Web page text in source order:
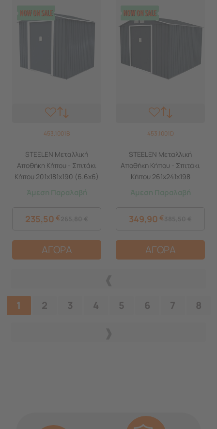
453.1001B
STEELEN Μεταλλική
Αποθήκη Κήπου - Σπιτάκι
Κήπου 201x181x190 (6.6x6)
3.3m² Γαλβανιζέ Polis Γκρι
Άμεση Παραλαβή
235,50 €
ΑΓΟΡΑ
453.1001D
STEELEN Μεταλλική
Αποθήκη Κήπου - Σπιτάκι
Κήπου 261x241x198
(8.6'x7.9') 5.8m² Γαλβανιζέ
Άμεση Παραλαβή
349,90 €
ΑΓΟΡΑ
1 2 3 4 5 6 7 8